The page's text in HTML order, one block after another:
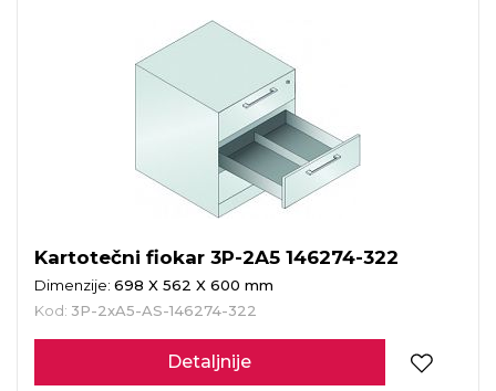
Kartotečni fiokar 3P-2A5 146274-322
Dimenzije: 698 X 562 X 600 mm
Kod: 3P-2xA5-AS-146274-322
Detaljnije